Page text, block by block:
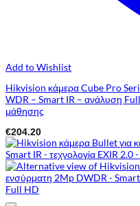
Add to Wishlist
Hikvision κάμερα Cube Pro
WDR – Smart IR – ανάλυση
μάθησης
€204.20